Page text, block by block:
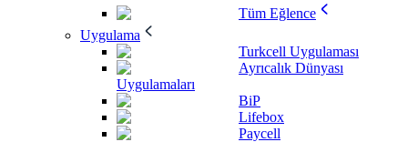
Tüm Eğlence
Uygulama
Turkcell Uygulaması
Ayrıcalık Dünyası
Uygulamaları
BiP
Lifebox
Paycell